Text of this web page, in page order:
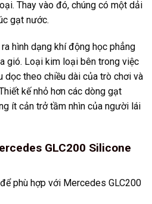
Thay vào đó, chúng có một dải
gạt nước.
hình dạng khí động học phẳng
gió. Loại kim loại bên trong việc
dọc theo chiều dài của trò chơi và
kế nhỏ hơn các dòng gạt
ít cản trở tầm nhìn của người lái
GLC200 Silicone
phù hợp với Mercedes GLC200